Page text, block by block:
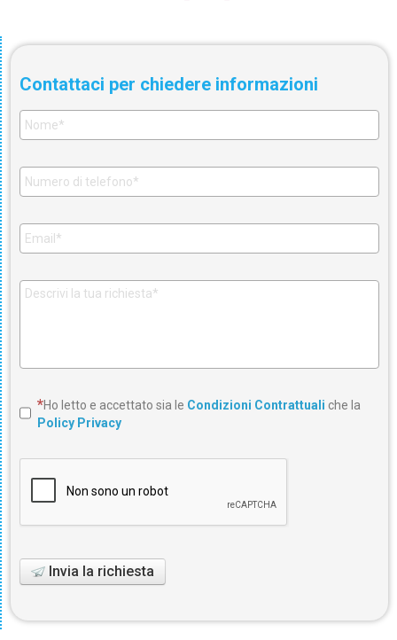
Contattaci per chiedere informazioni
Ho letto e accettato sia le Condizioni Contrattuali che la
Policy Privacy
Invia la richiesta